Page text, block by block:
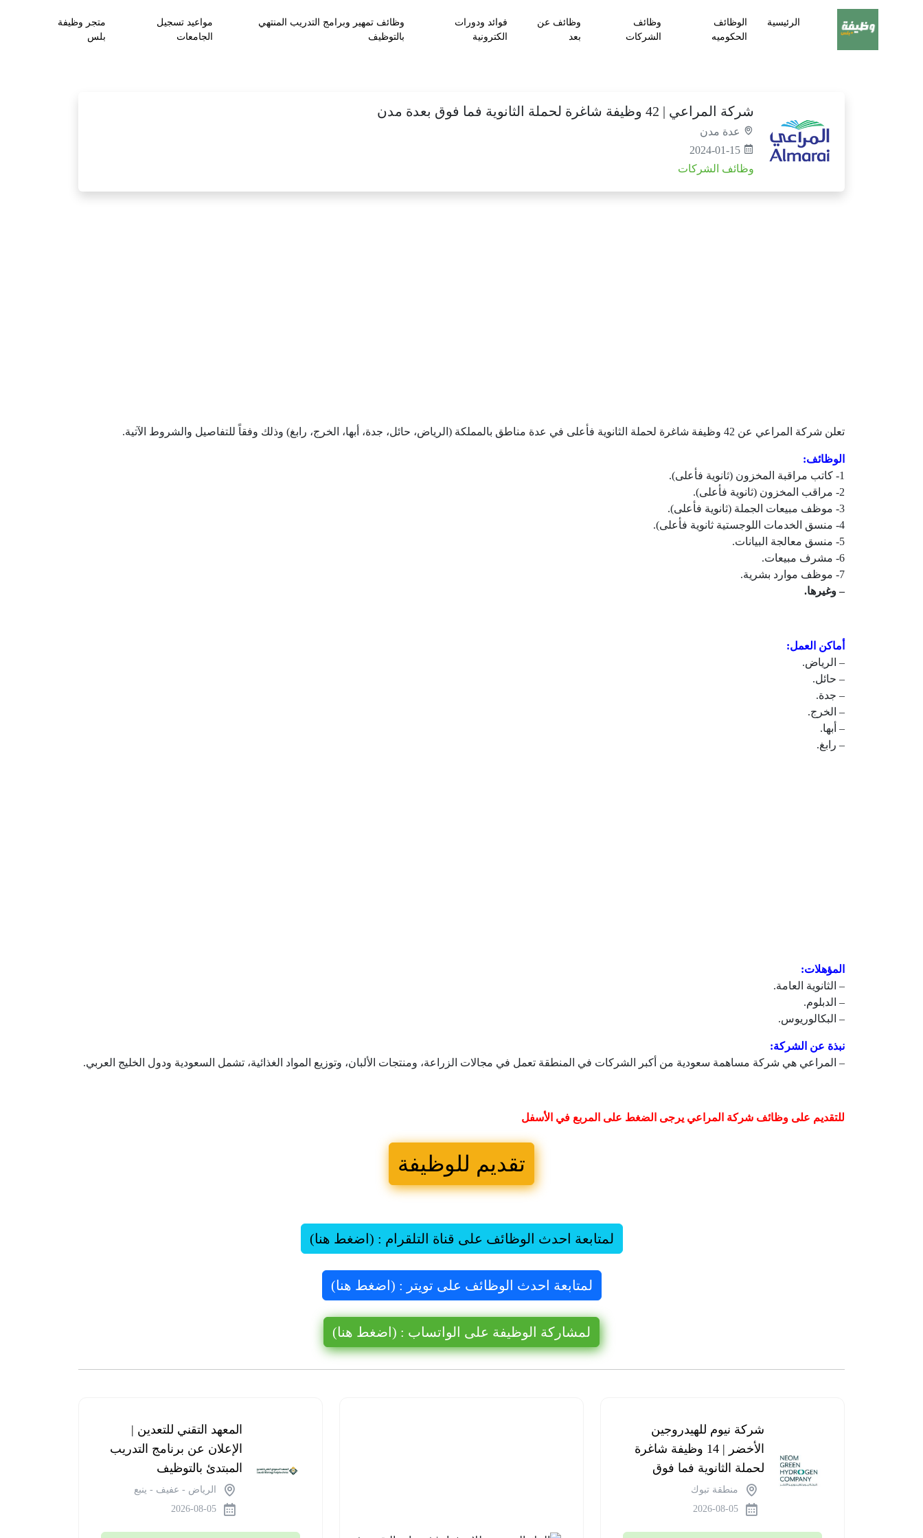
الرئيسية
الوظائف
الحكوميه
وظائف
الشركات
وظائف عن
بعد
فوائد ودورات
الكترونية
وظائف تمهير وبرامج التدريب المنتهي
بالتوظيف
مواعيد تسجيل
الجامعات
متجر وظيفة
بلس
شركة المراعي | 42 وظيفة شاغرة لحملة الثانوية فما فوق بعدة مدن
عدة مدن
2024-01-15
وظائف الشركات
تعلن شركة المراعي عن 42 وظيفة شاغرة لحملة الثانوية فأعلى في عدة مناطق بالمملكة (الرياض، حائل، جدة، أبها، الخرج، رابغ) وذلك وفقاً للتفاصيل والشروط الآتية.
الوظائف:
1- كاتب مراقبة المخزون (ثانوية فأعلى).
2- مراقب المخزون (ثانوية فأعلى).
3- موظف مبيعات الجملة (ثانوية فأعلى).
4- منسق الخدمات اللوجستية ثانوية فأعلى).
5- منسق معالجة البيانات.
6- مشرف مبيعات.
7- موظف موارد بشرية.
– وغيرها.
أماكن العمل:
– الرياض.
– حائل.
– جدة.
– الخرج.
– أبها.
– رابغ.
المؤهلات:
– الثانوية العامة.
– الدبلوم.
– البكالوريوس.
نبذة عن الشركة:
– المراعي هي شركة مساهمة سعودية من أكبر الشركات في المنطقة تعمل في مجالات الزراعة، ومنتجات الألبان، وتوزيع المواد الغذائية، تشمل السعودية ودول الخليج العربي.
للتقديم على وظائف شركة المراعي يرجى الضغط على المربع في الأسفل
تقديم للوظيفة
لمتابعة احدث الوظائف على قناة التلقرام : (اضغط هنا)
لمتابعة احدث الوظائف على تويتر : (اضغط هنا)
لمشاركة الوظيفة على الواتساب : (اضغط هنا)
شركة نيوم للهيدروجين
الأخضر | 14 وظيفة شاغرة
لحملة الثانوية فما فوق
منطقة تبوك
البنك
السعودي
للاستثمار
| فتح باب
التقديم
المعهد التقني للتعدين |
الإعلان عن برنامج التدريب
المبتدئ بالتوظيف
الرياض - عفيف - ينبع